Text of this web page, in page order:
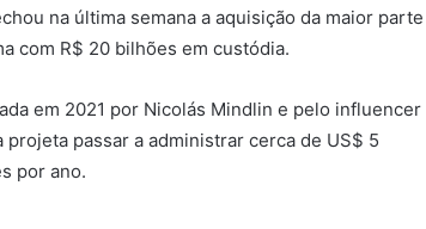
na última semana a aquisição da maior parte
com R$ 20 bilhões em custódia.
em 2021 por Nicolás Mindlin e pelo influencer
passar a administrar cerca de US$ 5
por ano.